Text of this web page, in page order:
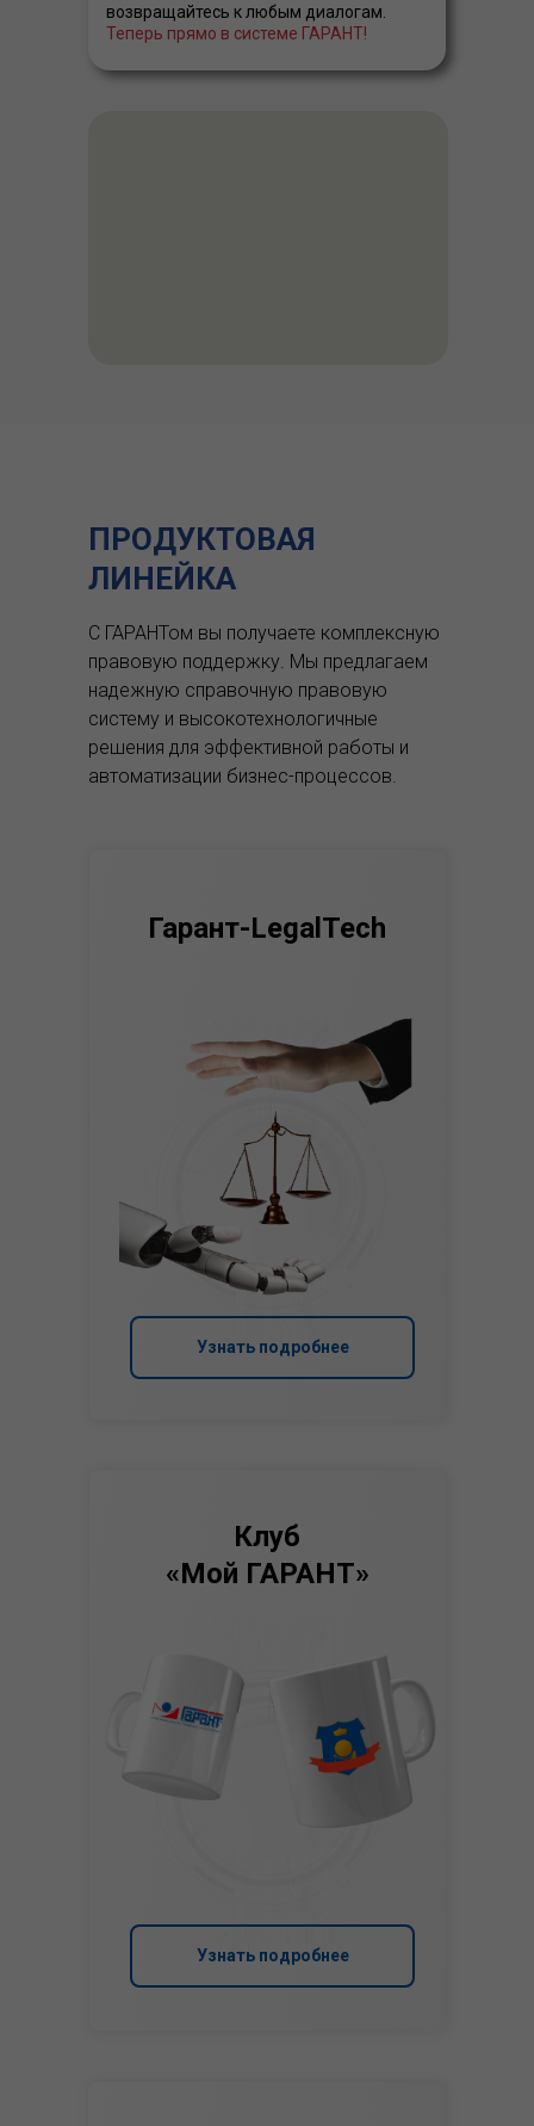
возвращайтесь к любым диалогам.
Теперь прямо в системе ГАРАНТ!
ПРОДУКТОВАЯ
ЛИНЕЙКА
С ГАРАНТом вы получаете комплексную
правовую поддержку. Мы предлагаем
надежную справочную правовую
систему и высокотехнологичные
решения для эффективной работы и
автоматизации бизнес-процессов.
Узнать подробнее
Клуб
«Мой ГАРАНТ»
Узнать подробнее
Гарант-LegalTech